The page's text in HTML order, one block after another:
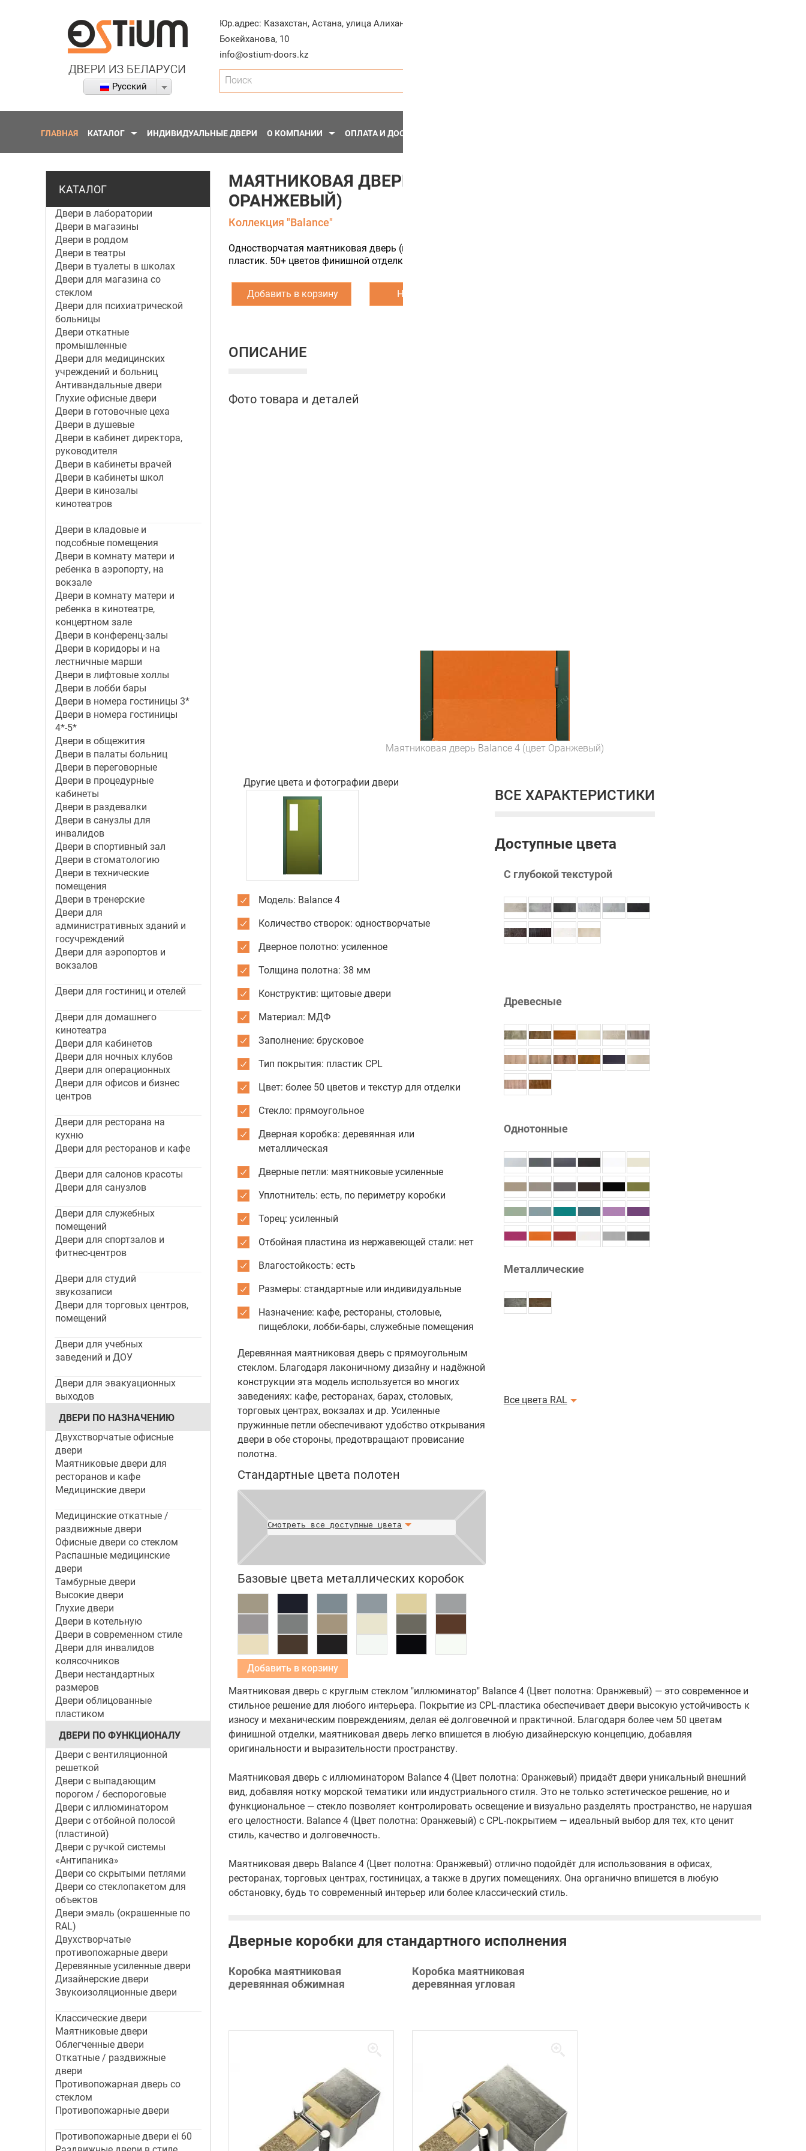
Русский
Юр.адрес: Казахстан,Астана,улица Алихана
Бокейханова, 10
info@ostium-doors.kz
Поиск
ГЛАВНАЯ КАТАЛОГ ИНДИВИДУАЛЬНЫЕ ДВЕРИ О КОМПАНИИ ОПЛАТА И ДОСТАВКА
КАТАЛОГ
Двери в лаборатории
Двери в магазины
Двери в роддом
Двери в театры
Двери в туалеты в школах
Двери для магазина со
стеклом
Двери для психиатрической
больницы
Двери откатные
промышленные
Двери для медицинских
учреждений и больниц
Антивандальные двери
Глухие офисные двери
Двери в готовочные цеха
Двери в душевые
Двери в кабинет директора,
руководителя
Двери в кабинеты врачей
Двери в кабинеты школ
Двери в кинозалы
кинотеатров
Двери в кладовые и
подсобные помещения
Двери в комнату матери и
ребенка в аэропорту, на
вокзале
Двери в комнату матери и
ребенка в кинотеатре,
концертном зале
Двери в конференц-залы
Двери в коридоры и на
лестничные марши
Двери в лифтовые холлы
Двери в лобби бары
Двери в номера гостиницы 3*
Двери в номера гостиницы
4*-5*
Двери в общежития
Двери в палаты больниц
Двери в переговорные
Двери в процедурные
кабинеты
Двери в раздевалки
Двери в санузлы для
инвалидов
Двери в спортивный зал
Двери в стоматологию
Двери в технические
помещения
Двери в тренерские
Двери для
административных зданий и
госучреждений
Двери для аэропортов и
вокзалов
Двери для гостиниц и отелей
Двери для домашнего
кинотеатра
Двери для кабинетов
Двери для ночных клубов
Двери для операционных
Двери для офисов и бизнес
центров
Двери для ресторана на
кухню
Двери для ресторанов и кафе
Двери для салонов красоты
Двери для санузлов
Двери для служебных
помещений
Двери для спортзалов и
фитнес-центров
Двери для студий
звукозаписи
Двери для торговых центров,
помещений
Двери для учебных
заведений и ДОУ
Двери для эвакуационных
выходов
ДВЕРИ ПО НАЗНАЧЕНИЮ
Двухстворчатые офисные
двери
Маятниковые двери для
ресторанов и кафе
Медицинские двери
Медицинские откатные /
раздвижные двери
Офисные двери со стеклом
Распашные медицинские
двери
Тамбурные двери
Высокие двери
Глухие двери
Двери в котельную
Двери в современном стиле
Двери для инвалидов
колясочников
Двери нестандартных
размеров
Двери облицованные
пластиком
ДВЕРИ ПО ФУНКЦИОНАЛУ
Двери с вентиляционной
решеткой
Двери с выпадающим
порогом / беспороговые
Двери с иллюминатором
Двери с отбойной полосой
(пластиной)
Двери с ручкой системы
«Антипаника»
Двери со скрытыми петлями
Двери со стеклопакетом для
объектов
Двери эмаль (окрашенные по
RAL)
Двухстворчатые
противопожарные двери
Деревянные усиленные двери
Дизайнерские двери
Звукоизоляционные двери
Классические двери
Маятниковые двери
Облегченные двери
Откатные / раздвижные
двери
Противопожарная дверь со
стеклом
Противопожарные двери
Противопожарные двери ei 60
МАЯТНИКОВАЯ ДВЕРЬ BALANCE 4 (ЦВЕТ ПОЛОТНА
ОРАНЖЕВЫЙ)
Коллекция "Balance"
Одностворчатая маятниковая дверь (цвет полотна Оранжевый) с прямоугольным остеклением. Покрытие - CPL-
пластик. 50+ цветов финишной отделки.
Добавить в корзину Написать нам
ОПИСАНИЕ
Фото товара и деталей
Маятниковая дверь Balance 4 (цвет Оранжевый)
Другие цвета и фотографии двери
Модель: Balance 4
Количество створок: одностворчатые
Дверное полотно: усиленное
Толщина полотна: 38 мм
Конструктив: щитовые двери
Материал: МДФ
Заполнение: брусковое
Тип покрытия: пластик CPL
Цвет: более 50 цветов и текстур для отделки
Стекло: прямоугольное
Дверная коробка: деревянная или
металлическая
Дверные петли: маятниковые усиленные
Уплотнитель: есть, по периметру коробки
Торец: усиленный
Отбойная пластина из нержавеющей стали: нет
Влагостойкость: есть
Размеры: стандартные или индивидуальные
Назначение: кафе, рестораны, столовые,
пищеблоки, лобби-бары, служебные помещения
Деревянная маятниковая дверь с прямоугольным
стеклом. Благодаря лаконичному дизайну и надёжной
конструкции эта модель используется во многих
заведениях: кафе, ресторанах, барах, столовых,
торговых центрах, вокзалах и др. Усиленные
пружинные петли обеспечивают удобство открывания
двери в обе стороны, предотвращают провисание
полотна.
Стандартные цвета полотен
Смотреть все доступные цвета
Базовые цвета металлических коробок
Добавить в корзину
ВСЕ ХАРАКТЕРИСТИКИ
Доступные цвета
С глубокой текстурой
Древесные
Однотонные
Металлические
Все цвета RAL
Маятниковая дверь с круглым стеклом "иллюминатор" Balance 4 (Цвет полотна: Оранжевый) — это современное и
стильное решение для любого интерьера. Покрытие из CPL-пластика обеспечивает двери высокую устойчивость к
износу и механическим повреждениям, делая её долговечной и практичной. Благодаря более чем 50 цветам
финишной отделки, маятниковая дверь легко впишется в любую дизайнерскую концепцию, добавляя
оригинальности и выразительности пространству.
Маятниковая дверь с иллюминатором Balance 4 (Цвет полотна: Оранжевый) придаёт двери уникальный внешний
вид, добавляя нотку морской тематики или индустриального стиля. Это не только эстетическое решение, но и
функциональное — стекло позволяет контролировать освещение и визуально разделять пространство, не нарушая
его целостности. Balance 4 (Цвет полотна: Оранжевый) с CPL-покрытием — идеальный выбор для тех, кто ценит
стиль, качество и долговечность.
Маятниковая дверь Balance 4 (Цвет полотна: Оранжевый) отлично подойдёт для использования в офисах,
ресторанах, торговых центрах, гостиницах, а также в других помещениях. Она органично впишется в любую
обстановку, будь то современный интерьер или более классический стиль.
Дверные коробки для стандартного исполнения
Коробка маятниковая
деревянная обжимная
Коробка маятниковая
деревянная угловая